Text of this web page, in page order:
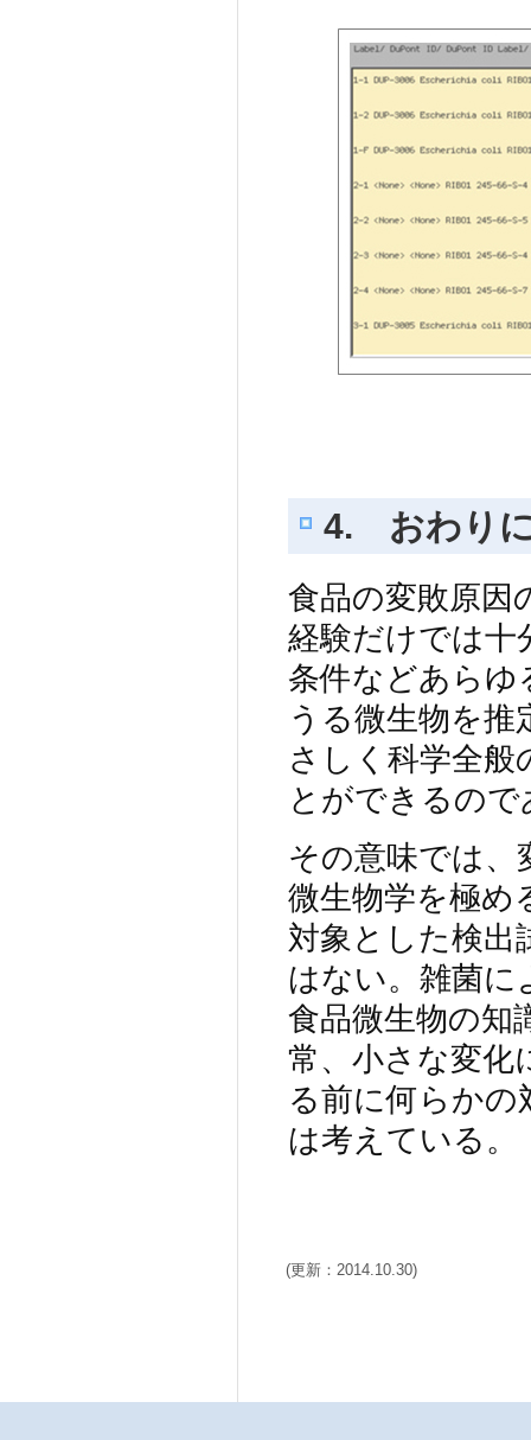
4. おわり
食品の変敗原因
経験だけでは十
条件などあらゆ
うる微生物を
さしく科学全般
とができるので
その意味では、
微生物学を極め
対象とした検出
はない。雑菌に
食品微生物の知
常、小さな変化
る前に何らか
は考えている。
(更新：2014.10.30)